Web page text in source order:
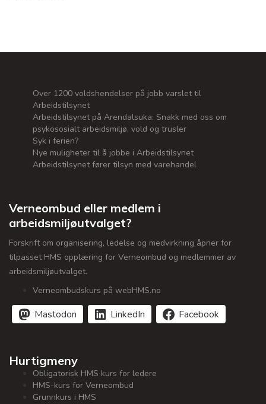
Over 1200 voldshendelser på jobb varslet til
Arbeidstilsynet
Arbeidstilsynet på Arendalsuka: Snakk med oss om
psykososialt arbeidsmiljø, vold og trusler
Syk i ferien?
Nye muligheter til å jobbe i Arbeidstilsynet
Arbeidstilsynet fører tilsyn med varehandel
Verneombud eller medlem i
arbeidsmiljøutvalget?
Forskrift om organisering, ledelse og medvirkning åpner for
tilpasset HMS opplæring for Verneombud og medlemmer av
arbeidsmiljøutvalget.
Verneombudskurs på webHMS.no
Mastodon LinkedIn Facebook
Hurtigmeny
Obligatorisk HMS kurs for ledere
HMS-kurs for Verneombud
Grunnkurs i HMS